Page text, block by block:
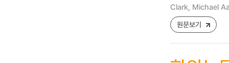
Clark, Michael
원문보기